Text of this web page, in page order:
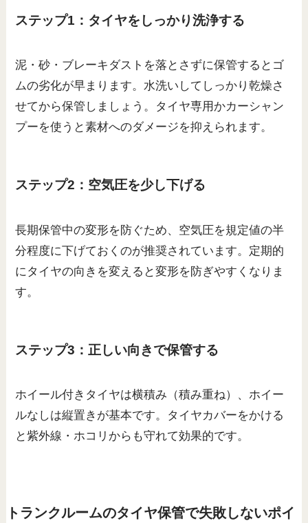
ステップ1：タイヤをしっかり洗浄する
泥・砂・ブレーキダストを落とさずに保管するとゴ
ムの劣化が早まります。水洗いしてしっかり乾燥さ
せてから保管しましょう。タイヤ専用かカーシャン
プーを使うと素材へのダメージを抑えられます。
ステップ2：空気圧を少し下げる
長期保管中の変形を防ぐため、空気圧を規定値の半
分程度に下げておくのが推奨されています。定期的
にタイヤの向きを変えると変形を防ぎやすくなりま
す。
ステップ3：正しい向きで保管する
ホイール付きタイヤは横積み（積み重ね）、ホイー
ルなしは縦置きが基本です。タイヤカバーをかける
と紫外線・ホコリからも守れて効果的です。
トランクルームのタイヤ保管で失敗しないポイ